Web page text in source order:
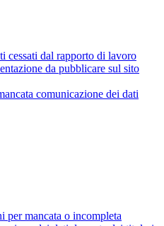
cessati dal rapporto di lavoro
da pubblicare sul sito
comunicazione dei dati
per mancata o incompleta